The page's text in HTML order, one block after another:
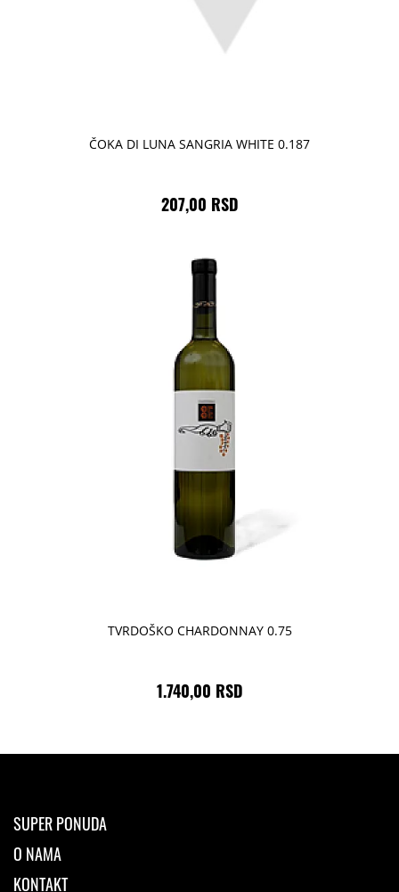
ČOKA DI LUNA SANGRIA WHITE 0.187
207,00 RSD
TVRDOŠKO CHARDONNAY 0.75
1.740,00 RSD
SUPER PONUDA
O NAMA
KONTAKT